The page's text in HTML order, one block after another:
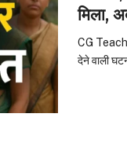
मिला,
CG
देने वाली